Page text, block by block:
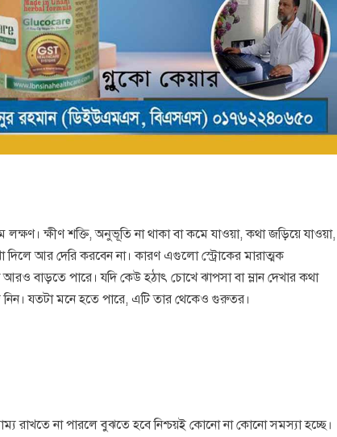
লক্ষণ। ক্ষীণ শক্তি, অনুভূতি না থাকা বা কমে যাওয়া, কথা জড়িয়ে যাওয়া,
আর দেরি করবেন না। কারণ এগুলো স্ট্রোকের মারাত্মক
বাড়তে পারে। যদি কেউ হঠাৎ চোখে ঝাপসা বা ম্লান দেখার কথা
যতটা মনে হতে পারে, এটি তার থেকেও গুরুতর।
রাখতে না পারলে বুঝতে হবে নিশ্চয়ই কোনো না কোনো সমস্যা হচ্ছে।